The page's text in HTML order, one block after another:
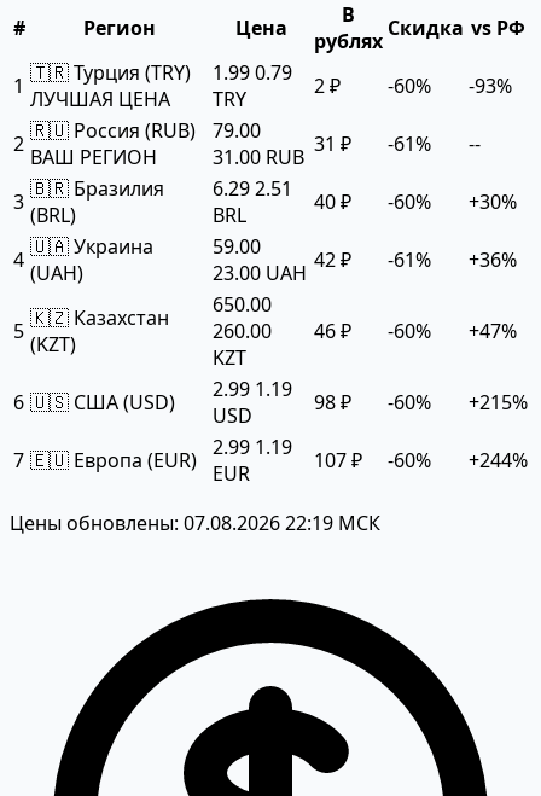
#
Регион Цена
В
рублях Скидка vs РФ
1 🇹🇷 Турция (TRY)
ЛУЧШАЯ ЦЕНА
1.990.79
TRY
2 ₽ -60% -93%
2 🇷🇺 Россия (RUB)
ВАШ РЕГИОН
79.00
31.00 RUB 31 ₽ -61% --
3 🇧🇷 Бразилия
(BRL)
6.292.51
BRL
40 ₽ -60% +30%
4 🇺🇦 Украина
(UAH)
59.00
23.00 UAH 42 ₽ -61% +36%
5 🇰🇿 Казахстан
(KZT)
650.00
260.00
KZT
46 ₽ -60% +47%
6 🇺🇸 США (USD) 2.99 1.19
USD
98 ₽ -60% +215%
7 🇪🇺 Европа (EUR) 2.99 1.19
EUR
107 ₽ -60% +244%
Цены обновлены: 07.08.2026 22:19 МСК